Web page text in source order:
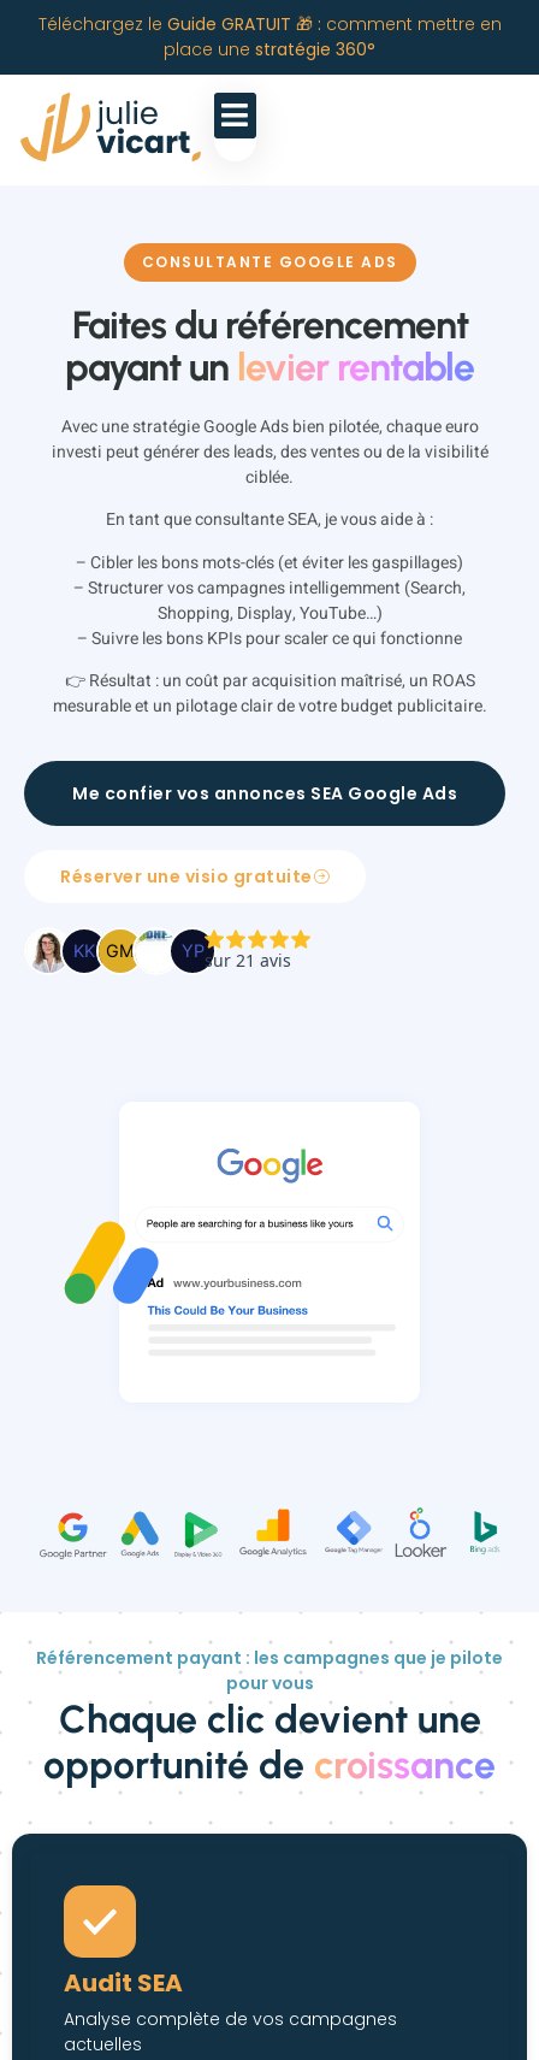
Téléchargez le Guide GRATUIT 🎁 : comment mettre en
place une stratégie 360°
CONSULTANTE GOOGLE ADS
Faites du référencement
payant un levier rentable
Avec une stratégie Google Ads bien pilotée, chaque euro
investi peut générer des leads, des ventes ou de la visibilité
ciblée.
En tant que consultante SEA, je vous aide à :
– Cibler les bons mots-clés (et éviter les gaspillages)
– Structurer vos campagnes intelligemment (Search,
Shopping, Display, YouTube…)
– Suivre les bons KPIs pour scaler ce qui fonctionne
👉 Résultat : un coût par acquisition maîtrisé, un ROAS
mesurable et un pilotage clair de votre budget publicitaire.
Me confier vos annonces SEA Google Ads
Réserver une visio gratuite
Référencement payant : les campagnes que je pilote
pour vous
Chaque clic devient une
opportunité de croissance
Audit SEA
Analyse complète de vos campagnes
actuelles